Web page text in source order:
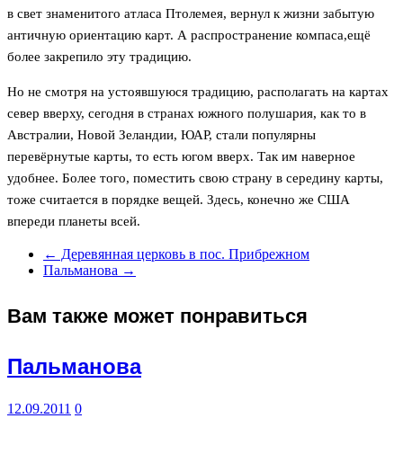
в свет знаменитого атласа Птолемея, вернул к жизни забытую
античную ориентацию карт. А распространение компаса,ещё
более закрепило эту традицию.
Но не смотря на устоявшуюся традицию, располагать на картах
север вверху, сегодня в странах южного полушария, как то в
Австралии, Новой Зеландии, ЮАР, стали популярны
перевёрнутые карты, то есть югом вверх. Так им наверное
удобнее. Более того, поместить свою страну в середину карты,
тоже считается в порядке вещей. Здесь, конечно же США
впереди планеты всей.
← Деревянная церковь в пос. Прибрежном
Пальманова →
Вам также может понравиться
Пальманова
12.09.2011 0